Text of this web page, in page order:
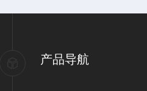
产品导航